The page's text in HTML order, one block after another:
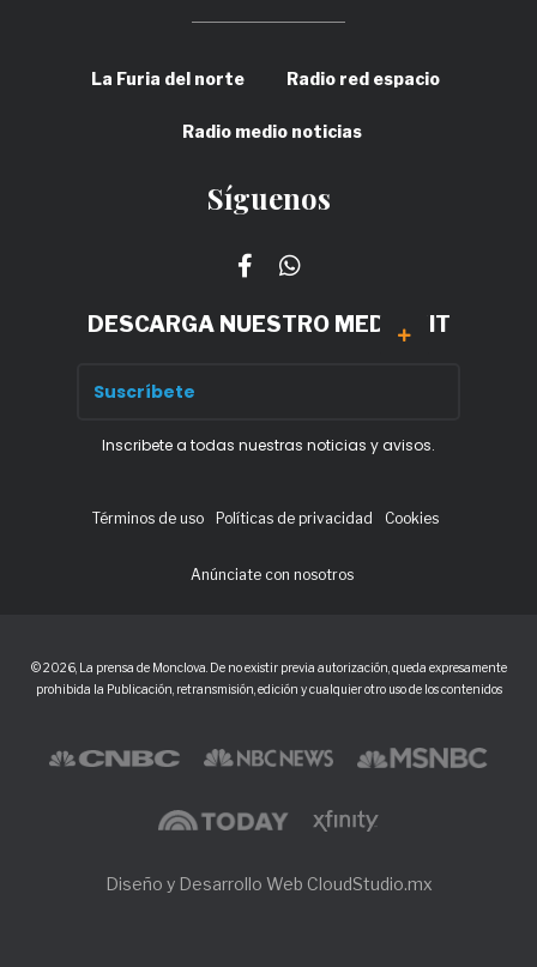
La Furia del norte Radio red espacio
Radio medio noticias
Síguenos
DESCARGA NUESTRO MEDIA KIT
Inscribete a todas nuestras noticias y avisos.
Términos de uso Políticas de privacidad Cookies
Anúnciate con nosotros
© 2026, La prensa de Monclova. De no existir previa autorización, queda expresamente
prohibida la Publicación, retransmisión, edición y cualquier otro uso de los contenidos
Diseño y Desarrollo Web CloudStudio.mx